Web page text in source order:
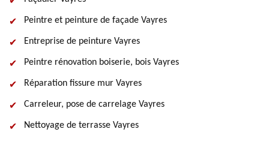
Peintre et peinture de façade Vayres
Entreprise de peinture Vayres
Peintre rénovation boiserie, bois Vayres
Réparation fissure mur Vayres
Carreleur, pose de carrelage Vayres
Nettoyage de terrasse Vayres